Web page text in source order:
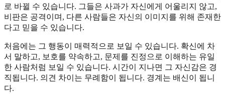
로 바뀔 수 있습니다. 그들은 사과가 자신에게 어울리지 않고,
비판은 공격이며, 다른 사람들은 자신의 이미지를 위해 존재한
다고 믿을 수 있습니다.
처음에는 그 행동이 매력적으로 보일 수 있습니다. 확신에 차
서 말하고, 보호를 약속하고, 문제를 진정으로 이해하는 유일
한 사람처럼 보일 수 있습니다. 시간이 지나면 그 자신감은 경
직됩니다. 의견 차이는 무례함이 됩니다. 경계는 배신이 됩니
다.